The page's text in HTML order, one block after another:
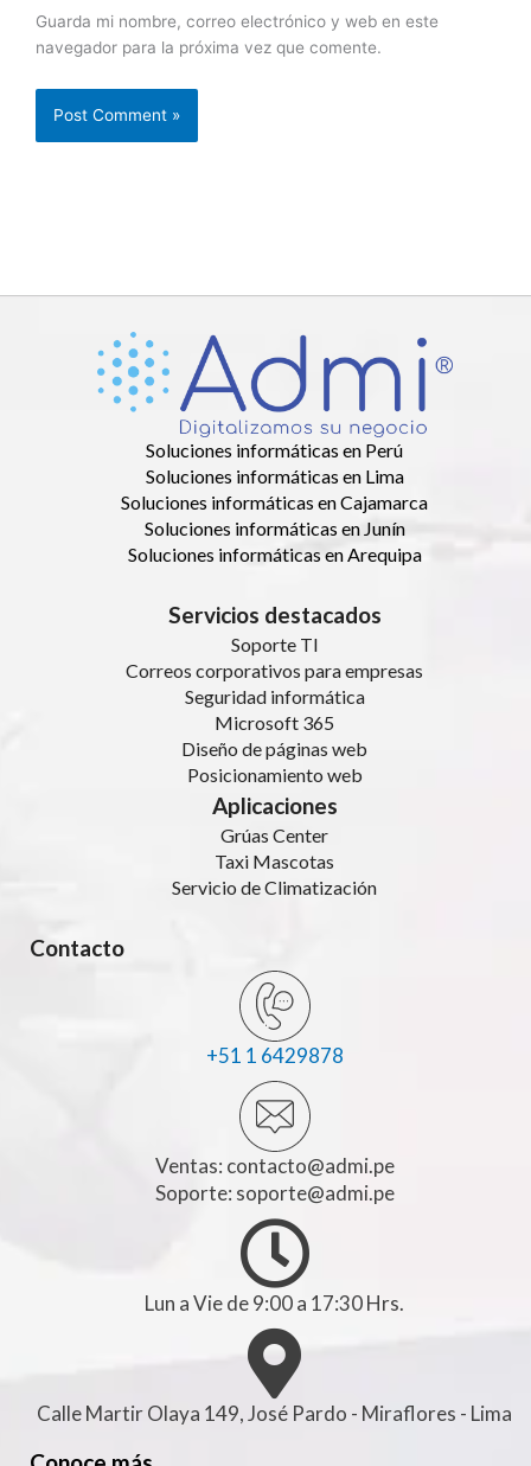
Guarda mi nombre, correo electrónico y web en este
navegador para la próxima vez que comente.
Soluciones informáticas en Perú
Soluciones informáticas en Lima
Soluciones informáticas en Cajamarca
Soluciones informáticas en Junín
Soluciones informáticas en Arequipa
Servicios destacados
Soporte TI
Correos corporativos para empresas
Seguridad informática
Microsoft 365
Diseño de páginas web
Posicionamiento web
Aplicaciones
Grúas Center
Taxi Mascotas
Servicio de Climatización
Contacto
+51 1 6429878
Ventas: contacto@admi.pe
Soporte: soporte@admi.pe
Lun a Vie de 9:00 a 17:30 Hrs.
Calle Martir Olaya 149, José Pardo - Miraflores - Lima